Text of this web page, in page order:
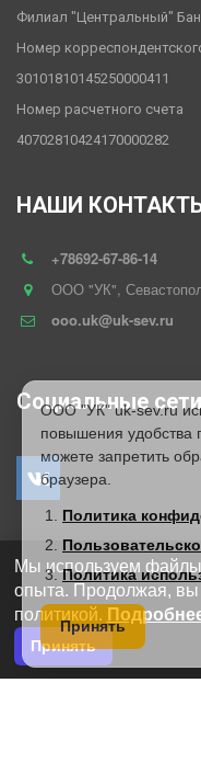
Мы используем
опыта. Продолжая, вы
политикой.
Принять
Филиал "Центральный"
Номер
30101810145250000411
Номер расчетного счета
40702810424170000282
НАШИ
+78692-67-86-14
ООО "УК",
ooo.uk@uk-sev.ru
Социальные сети
Обратная связь
ООО "УК" uk-sev.ru
повышения удобства
можете запретить
браузера.
Политика
Политика
Принять